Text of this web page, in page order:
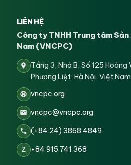
LIÊN HỆ
Công ty TNHH Trung tâm
Nam (VNCPC)
Tầng 3, Nhà B, Số 125 Hoàng
Phương Liệt, Hà Nội, Việt Nam
vncpc.org
vncpc@vncpc.org
(+84 24) 3868 4849
Z +84 915 741 368